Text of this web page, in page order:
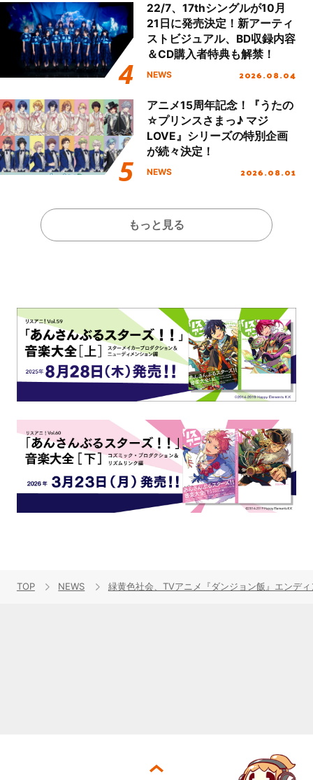
22/7、17thシングルが10月
21日に発売決定！新アーティ
ストビジュアル、BD収録内容
＆CD購入者特典も解禁！
NEWS 2026.08.04
アニメ15周年記念！『うたの
☆プリンスさまっ♪ マジ
LOVE』シリーズの特別企画
が続々決定！
NEWS 2026.08.01
もっと見る
TOP NEWS 緑黄色社会、TVアニメ『ダンジョン飯』エンデ